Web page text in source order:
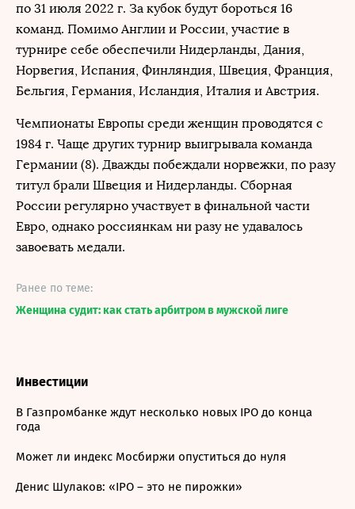
по 31 июля 2022 г. За кубок будут бороться 16
команд. Помимо Англии и России, участие в
турнире себе обеспечили Нидерланды, Дания,
Норвегия, Испания, Финляндия, Швеция, Франция,
Бельгия, Германия, Исландия, Италия и Австрия.
Чемпионаты Европы среди женщин проводятся с
1984 г. Чаще других турнир выигрывала команда
Германии (8). Дважды побеждали норвежки, по разу
титул брали Швеция и Нидерланды. Сборная
России регулярно участвует в финальной части
Евро, однако россиянкам ни разу не удавалось
завоевать медали.
Ранее по теме:
Женщина судит: как стать арбитром в мужской лиге
Инвестиции
В Газпромбанке ждут несколько новых IPO до конца
года
Может ли индекс Мосбиржи опуститься до нуля
Денис Шулаков: «IPO – это не пирожки»